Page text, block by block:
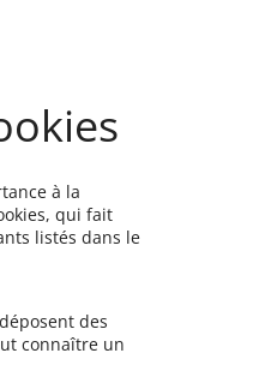
à la
qui fait
listés dans le
des
connaître un